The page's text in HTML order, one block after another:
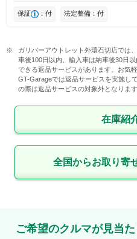
保証 ：付 法定整備：付
ガリバーアウトレット外環石切店では
車後100日以内、輸入車は納車後30日
できる返品サービスがあります。お気
GT-Garageでは返品サービスを実施し
の際は返品サービスの対象外となります
在庫紹
全国からお取り寄
ご希望のクルマが見当